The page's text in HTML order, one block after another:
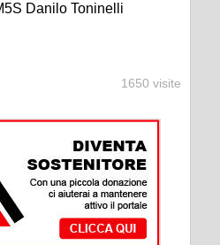
Danilo Toninelli
1650 visite